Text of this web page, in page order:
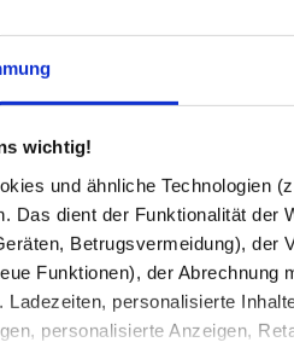
wichtig!
und ähnliche Technologien
Das dient der Funktionalität der
Betrugsvermeidung),
Funktionen), der
Ladezeiten, personalisierte
personalisierte Anzeigen,